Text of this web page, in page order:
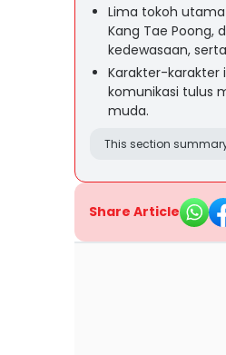
Lima tokoh utama
Kang Tae Poong,
kedewasaan,
Karakter-karakter
komunikasi tulus
muda.
This section
Share Article